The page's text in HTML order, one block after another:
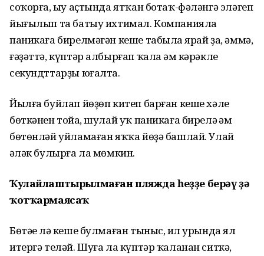
соҡорға, һыу аҫтында ятҡан ботаҡ-фәләнгә эләгеп
йығылып та батыу ихтимал. Компанияла
паникаға бирелмәгән кеше табылһа ярай ҙа, әммә,
ғәҙәттә, күптәр албырғап ҡала һәм кәрәкле
секундттарҙы юғалта.
Йылға буйлап йөҙөп китеп барған кеше хәле
бөткәнен тойһа, шулай уҡ паникаға бирелә һәм
бөтөнләй уйламаған яҡҡа йөҙә башлай. Улай
һәләк булырға ла мөмкин.
Ҡулайлаштырылмаған пляжда һеҙҙе берәү ҙә
ҡотҡармаясаҡ
Бөтәһе лә кеше булмаған тыныс, һил урында ял
итергә теләй. Шуға ла күптәр ҡаланан ситкә,